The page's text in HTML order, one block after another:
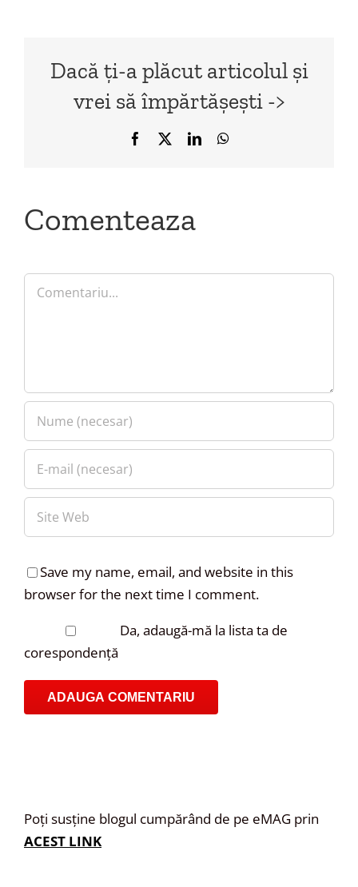
Dacă ți-a plăcut articolul și
vrei să împărtășești ->
Facebook LinkedInWhatsApp
Comenteaza
Comment
Save my name, email, and website in this
browser for the next time I comment.
Da, adaugă-mă la lista ta de
corespondență
Poți susține blogul cumpărând de pe eMAG prin
ACEST LINK